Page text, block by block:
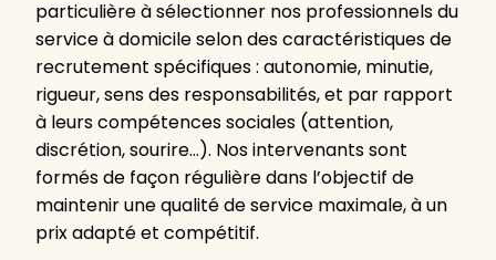
particulière à sélectionner nos professionnels du
service à domicile selon des caractéristiques de
recrutement spécifiques : autonomie, minutie,
rigueur, sens des responsabilités, et par rapport
à leurs compétences sociales (attention,
discrétion, sourire…). Nos intervenants sont
formés de façon régulière dans l’objectif de
maintenir une qualité de service maximale, à un
prix adapté et compétitif.